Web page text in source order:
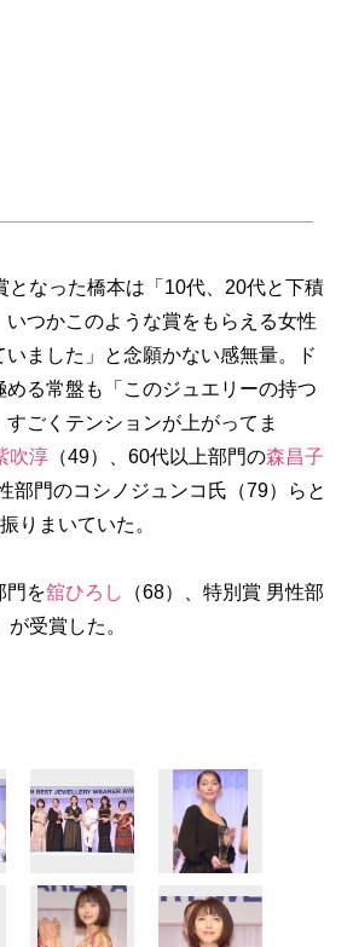
なった橋本は「10代、20代と下積
つかこのような賞をもらえる女性
ました」と念願かない感無量。ド
める常盤も「このジュエリーの持つ
ごくテンションが上がってま
吹淳（49）、60代以上部門の森昌子
部門のコシノジュンコ氏（79）らと
りまいていた。
門を舘ひろし
（68）、特別賞 男性部
が受賞した。